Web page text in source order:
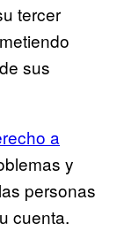
tercer
sus
a
y
personas
cuenta.